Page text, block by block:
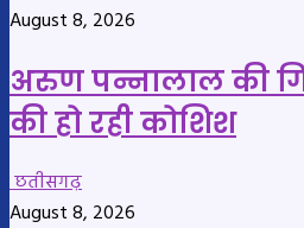
August 8, 2026
अरुण पन्नालाल की
की हो रही कोशिश
छतीसगढ़
August 8, 2026